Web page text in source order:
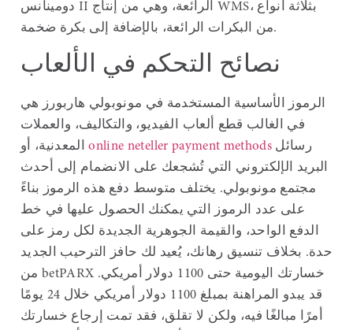
دومينانس II الرائعة، وهي من إنتاج WMS، بثلاثة أنواع
من البكرات الرائعة، بالإضافة إلى بكرة ضخمة.
نصائح التحكم في الألعاب
الرموز الأساسية المستخدمة في مونوبولي هاربورز هي
في الغالب قطع ألعاب الفيديو، والتكاليف، والعملات
المعدنية، أوonline neteller payment methodsرسائل
البريد الإلكتروني التي تُشجعك على الانضمام إلى أحدث
مجتمع مونوبولي. يختلف متوسط ​​دفع هذه الرموز بناءً
على عدد الرموز التي يمكنك الحصول عليها في خط
الدفع الواحد، والقيمة الجوهرية الجديدة لكل رمز على
حدة. بخلاف تنسيق رهانك، يُعيد لك حافز الترحيب الجديد
من betPARX خسارتك اليومية حتى 1100 دولار أمريكي.
قد يبدو المراهنة بمبلغ 1100 دولار أمريكي خلال 24 يومًا
أمرًا مبالغًا فيه، ولكن لا تقلق، فقد تمت إرجاع خسارتك